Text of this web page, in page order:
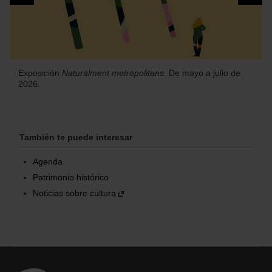
Exposición Naturalment metropolitans. De mayo a julio de
2026.
También te puede interesar
Agenda
Patrimonio histórico
Noticias sobre cultura